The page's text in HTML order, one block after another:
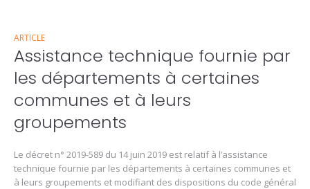
ARTICLE
Assistance technique fournie par
les départements à certaines
communes et à leurs
groupements
Le décret n° 2019-589 du 14 juin 2019 est relatif à l’assistance
technique fournie par les départements à certaines communes et
à leurs groupements et modifiant des dispositions du code général